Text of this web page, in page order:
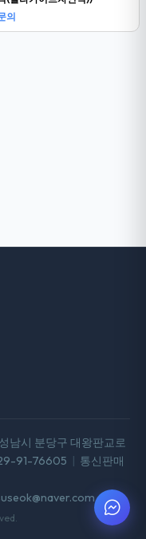
남시 분당구 대왕판교로
91-76605 | 통신판매